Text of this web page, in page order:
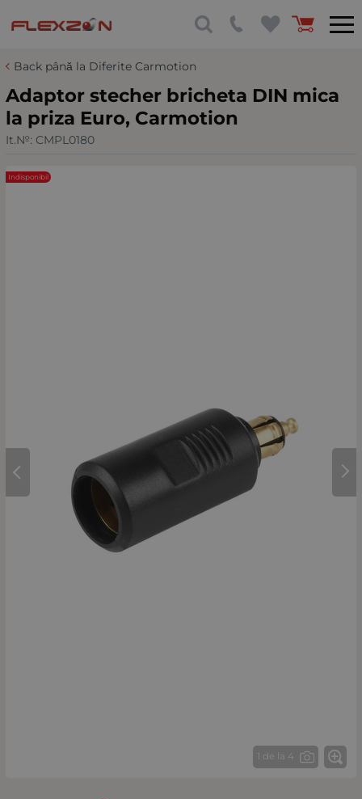
Back până la Diferite Carmotion
Adaptor stecher bricheta DIN mica
la priza Euro, Carmotion
It.№: CMPL0180
1 de la 4
Indisponibil